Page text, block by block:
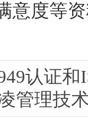
意度等
认证
管理技